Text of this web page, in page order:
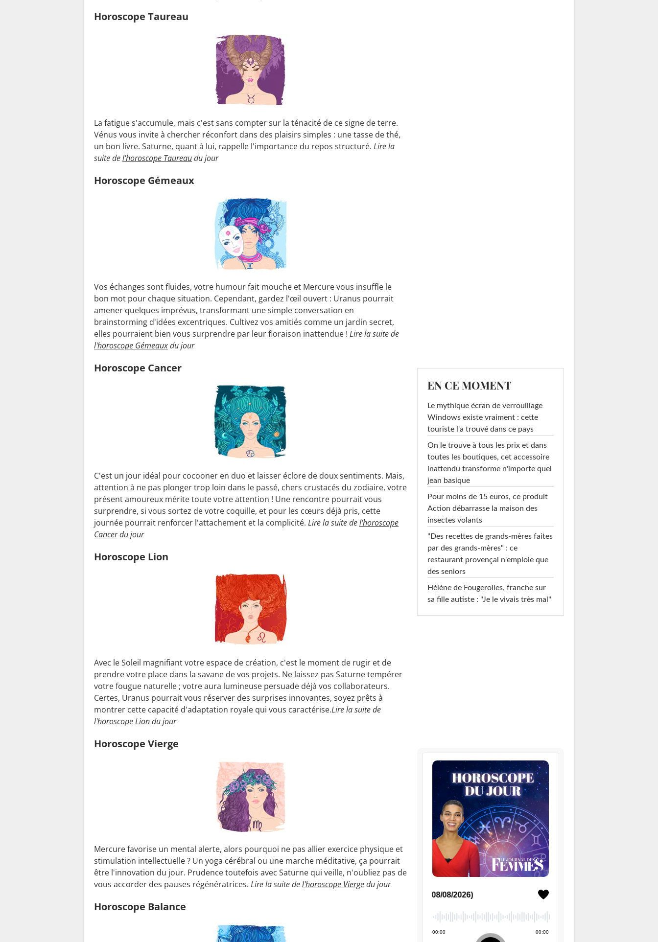
Horoscope Taureau
La fatigue s'accumule, mais c'est sans compter sur la ténacité de ce signe de terre.
Vénus vous invite à chercher réconfort dans des plaisirs simples : une tasse de thé,
un bon livre. Saturne, quant à lui, rappelle l'importance du repos structuré. Lire la
suite del'horoscope Taureaudu jour
Horoscope Gémeaux
Vos échanges sont fluides, votre humour fait mouche et Mercure vous insuffle le
bon mot pour chaque situation. Cependant, gardez l'œil ouvert : Uranus pourrait
amener quelques imprévus, transformant une simple conversation en
brainstorming d'idées excentriques. Cultivez vos amitiés comme un jardin secret,
elles pourraient bien vous surprendre par leur floraison inattendue ! Lire la suite de
l'horoscope Gémeauxdu jour
Horoscope Cancer
C'est un jour idéal pour cocooner en duo et laisser éclore de doux sentiments. Mais,
attention à ne pas plonger trop loin dans le passé, chers crustacés du zodiaire, votre
présent amoureux mérite toute votre attention ! Une rencontre pourrait vous
surprendre, si vous sortez de votre coquille, et pour les cœurs déjà pris, cette
journée pourrait renforcer l'attachement et la complicité. Lire la suite del'horoscope
Cancerdu jour
Horoscope Lion
Avec le Soleil magnifiant votre espace de création, c'est le moment de rugir et de
prendre votre place dans la savane de vos projets. Ne laissez pas Saturne tempérer
votre fougue naturelle ; votre aura lumineuse persuade déjà vos collaborateurs.
Certes, Uranus pourrait vous réserver des surprises innovantes, soyez prêts à
montrer cette capacité d'adaptation royale qui vous caractérise.Lire la suite de
l'horoscope Liondu jour
Horoscope Vierge
Mercure favorise un mental alerte, alors pourquoi ne pas allier exercice physique et
stimulation intellectuelle ? Un yoga cérébral ou une marche méditative, ça pourrait
être l'innovation du jour. Prudence toutefois avec Saturne qui veille, n'oubliez pas de
vous accorder des pauses régénératrices. Lire la suite del'horoscope Viergedu jour
Horoscope Balance
EN CE MOMENT
Le mythique écran de verrouillage
Windows existe vraiment : cette
touriste l'a trouvé dans ce pays
On le trouve à tous les prix et dans
toutes les boutiques, cet accessoire
inattendu transforme n'importe quel
jean basique
Pour moins de 15 euros, ce produit
Action débarrasse la maison des
insectes volants
"Des recettes de grands-mères faites
par des grands-mères" : ce
restaurant provençal n'emploie que
des seniors
Hélène de Fougerolles, franche sur
sa fille autiste : "Je le vivais très mal"